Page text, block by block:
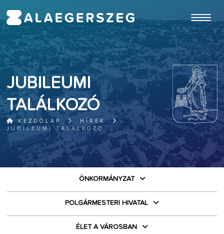
JUBILEUMI
TALÁLKOZÓ
KEZDŐLAP
HÍREK
JUBILEUMI TALÁLKOZÓ
ÖNKORMÁNYZAT
POLGÁRMESTERI HIVATAL
ÉLET A VÁROSBAN